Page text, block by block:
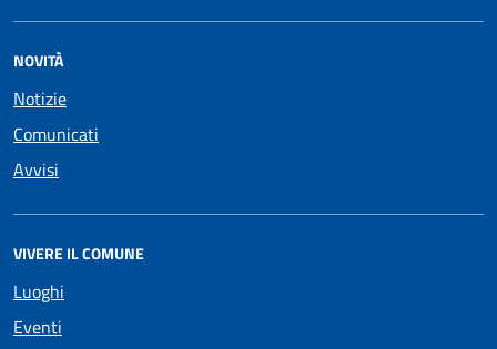
NOVITÀ
Notizie
Comunicati
Avvisi
VIVERE IL COMUNE
Luoghi
Eventi